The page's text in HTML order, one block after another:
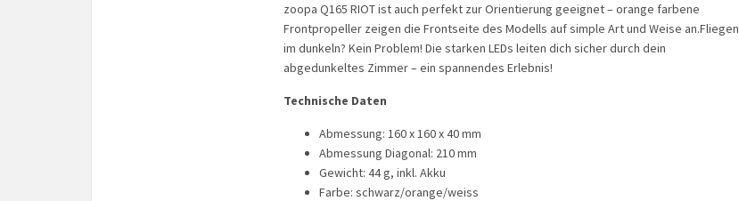
zoopa Q165 RIOT ist auch perfekt zur Orientierung geeignet – orange farbene
Frontpropeller zeigen die Frontseite des Modells auf simple Art und Weise an.Fliegen
im dunkeln? Kein Problem! Die starken LEDs leiten dich sicher durch dein
abgedunkeltes Zimmer – ein spannendes Erlebnis!
Technische Daten
Abmessung: 160 x 160 x 40 mm
Abmessung Diagonal: 210 mm
Gewicht: 44 g, inkl. Akku
Farbe: schwarz/orange/weiss